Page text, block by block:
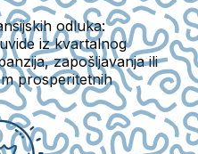
odluka:
iz kvartalnog
zapošljavanja ili
prosperitetnih